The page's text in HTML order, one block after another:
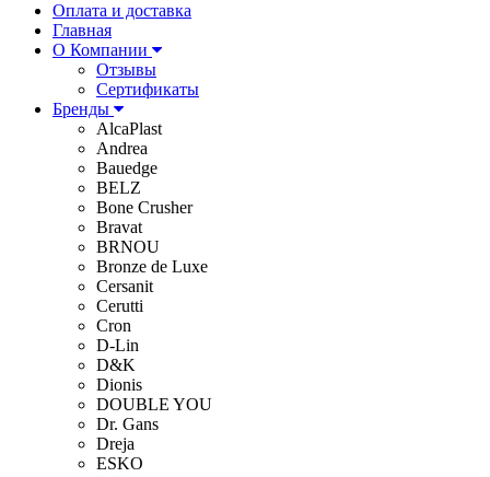
Оплата и доставка
Главная
О Компании
Отзывы
Сертификаты
Бренды
AlcaPlast
Andrea
Bauedge
BELZ
Bone Crusher
Bravat
BRNOU
Bronze de Luxe
Cersanit
Cerutti
Cron
D-Lin
D&K
Dionis
DOUBLE YOU
Dr. Gans
Dreja
ESKO